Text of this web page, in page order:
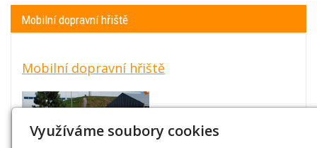
Mobilní dopravní hřiště
Mobilní dopravní hřiště
Využíváme soubory cookies